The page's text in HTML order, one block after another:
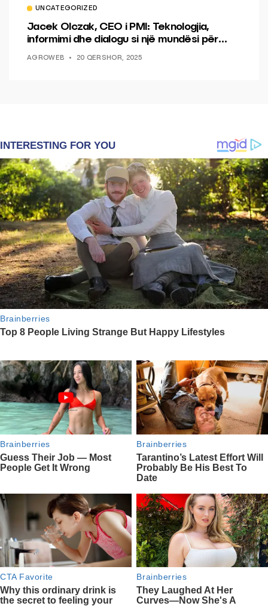
UNCATEGORIZED
Jacek Olczak, CEO i PMI: Teknologjia,
informimi dhe dialogu si një mundësi për
AGROWEB 20 QERSHOR, 2025